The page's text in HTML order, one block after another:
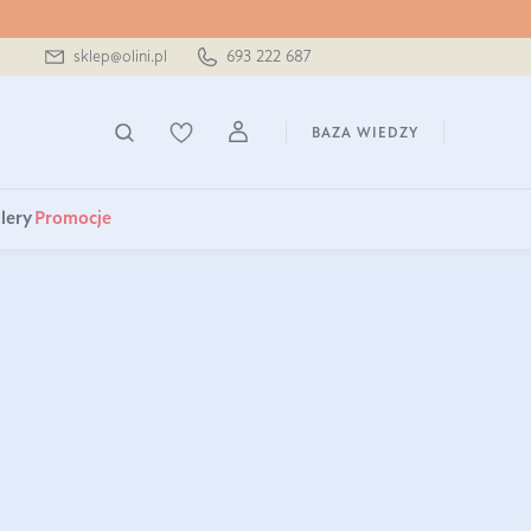
sklep@olini.pl 693 222 687
BAZA WIEDZY
Promocje